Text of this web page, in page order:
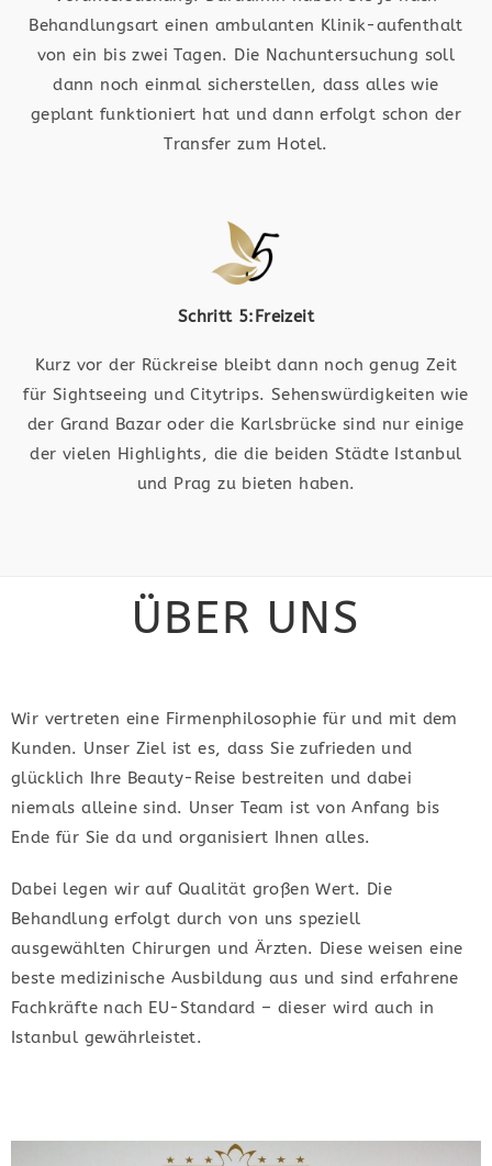
Behandlungsart einen ambulanten Klinik-aufenthalt
von ein bis zwei Tagen. Die Nachuntersuchung soll
dann noch einmal sicherstellen, dass alles wie
geplant funktioniert hat und dann erfolgt schon der
Transfer zum Hotel.
Schritt 5:Freizeit
Kurz vor der Rückreise bleibt dann noch genug Zeit
für Sightseeing und Citytrips. Sehenswürdigkeiten wie
der Grand Bazar oder die Karlsbrücke sind nur einige
der vielen Highlights, die die beiden Städte Istanbul
und Prag zu bieten haben.
ÜBER UNS
Wir vertreten eine Firmenphilosophie für und mit dem
Kunden. Unser Ziel ist es, dass Sie zufrieden und
glücklich Ihre Beauty-Reise bestreiten und dabei
niemals alleine sind. Unser Team ist von Anfang bis
Ende für Sie da und organisiert Ihnen alles.
Dabei legen wir auf Qualität großen Wert. Die
Behandlung erfolgt durch von uns speziell
ausgewählten Chirurgen und Ärzten. Diese weisen eine
beste medizinische Ausbildung aus und sind erfahrene
Fachkräfte nach EU-Standard – dieser wird auch in
Istanbul gewährleistet.